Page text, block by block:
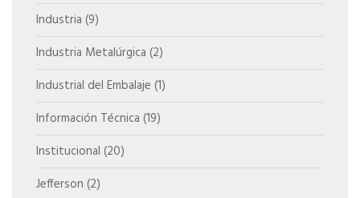
Industria (9)
Industria Metalúrgica (2)
Industrial del Embalaje (1)
Información Técnica (19)
Institucional (20)
Jefferson (2)